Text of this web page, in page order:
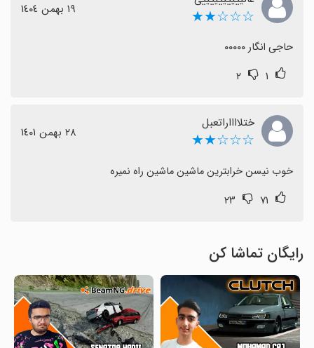
☆☆☆★★ ١٩ بهمن ١٤٠٤
حاجی انگار ۰۰۰۰۰
۱ ۲
ختلااااراتعبل
☆☆☆★★ ٢٨ بهمن ١٤٠١
خوب نیسن خرابترین ماشین ماشین راه نمیره
۷۱ ۲۳
رایگان تماشا کن